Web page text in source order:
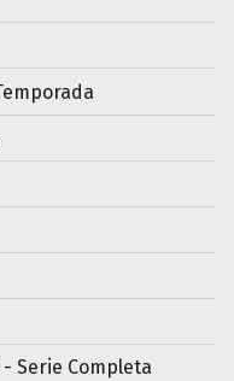
Serie Completa